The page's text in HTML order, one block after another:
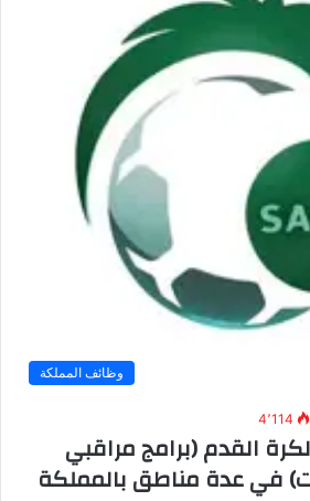
وظائف المملكة
4٬114
القدم (برامج مراقبي
في عدة مناطق بالمملكة